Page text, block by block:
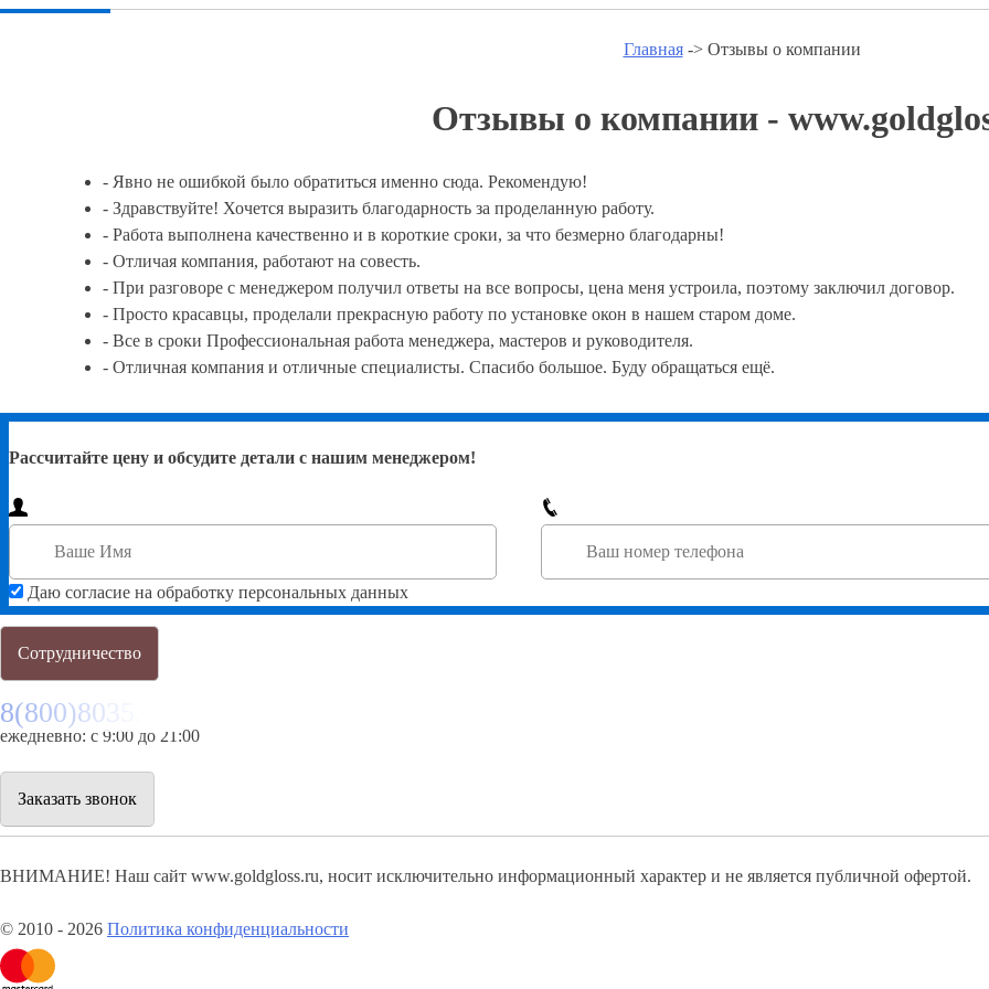
Главная-> Отзывы о компании
Отзывы о компании -
- Явно не ошибкой было обратиться именно сюда. Рекомендую!
- Здравствуйте! Хочется выразить благодарность за проделанную работу.
- Работа выполнена качественно и в короткие сроки, за что безмерно благодарны!
- Отличая компания, работают на совесть.
- При разговоре с менеджером получил ответы на все вопросы, цена меня устроила, поэтому заключил договор.
- Просто красавцы, проделали прекрасную работу по установке окон в нашем старом доме.
- Все в сроки Профессиональная работа менеджера, мастеров и руководителя.
- Отличная компания и отличные специалисты. Спасибо большое. Буду обращаться ещё.
Рассчитайте цену и обсудите детали с нашим менеджером!
Даю согласие на обработку персональных данных
Сотрудничество
8(800)8035334
ежедневно: с 9:00 до 21:00
Заказать звонок
ВНИМАНИЕ! Наш сайт www.goldgloss.ru, носит исключительно информационный характер и не является публичной офертой.
© 2010 - 2026 Политика конфиденциальности